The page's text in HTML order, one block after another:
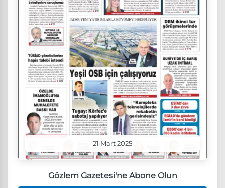
21 Mart 2025
Gözlem Gazetesi'ne Abone Olun